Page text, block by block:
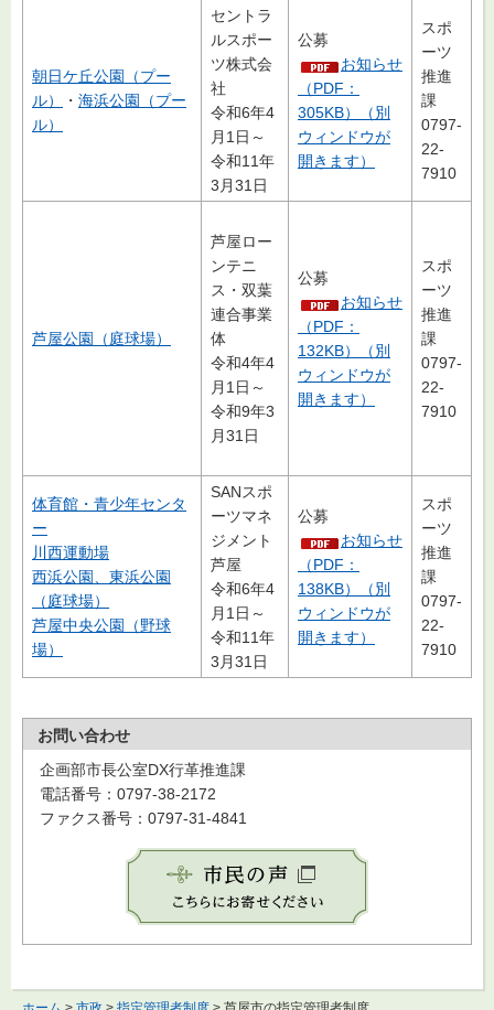
朝日ケ丘公園（プー
ル）
・ 海浜公園（プー
ル）
セントラ
ルスポー
ツ株式会
社
令和6年4
月1日～
令和11年
3月31日
公募
お知らせ
（PDF：
305KB）（別
ウィンドウが
開きます）
スポ
ーツ
推進
課
0797-
22-
7910
芦屋公園（庭球場）
芦屋ロー
ンテニ
ス・双葉
連合事業
体
令和4年4
月1日～
令和9年3
月31日
公募
お知らせ
（PDF：
132KB）（別
ウィンドウが
開きます）
スポ
ーツ
推進
課
0797-
22-
7910
体育館・青少年センタ
ー
川西運動場
西浜公園、東浜公園
（庭球場）
芦屋中央公園（野球
場）
SANスポ
ーツマネ
ジメント
芦屋
令和6年4
月1日～
令和11年
3月31日
公募
お知らせ
（PDF：
138KB）（別
ウィンドウが
開きます）
スポ
ーツ
推進
課
0797-
22-
7910
お問い合わせ
企画部市長公室DX行革推進課
電話番号：0797-38-2172
ファクス番号：0797-31-4841